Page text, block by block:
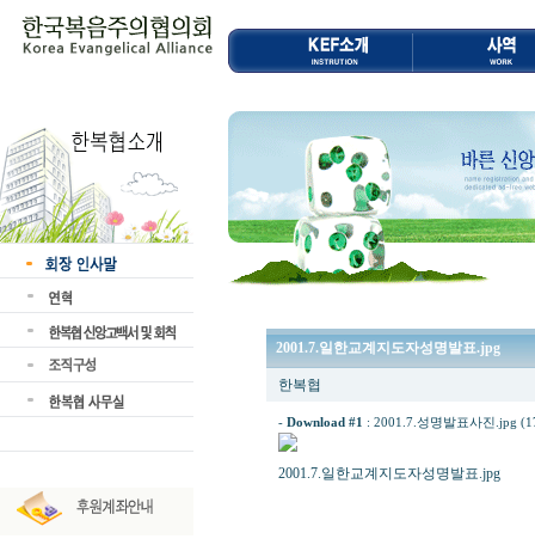
2001.7.일한교계지도자성명발표.jpg
한복협
- Download #1 : 2001.7.성명발표사진.jpg
2001.7.일한교계지도자성명발표.jpg